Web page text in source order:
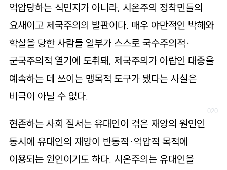
억압당하는 식민지가 아니라, 시온주의 정착민들의
요새이고 제국주의의 발판이다. 매우 야만적인 박해와
학살을 당한 사람들 일부가 스스로 국수주의적·
군국주의적 열기에 도취돼, 제국주의가 아랍인 대중을
예속하는 데 쓰이는 맹목적 도구가 됐다는 사실은
비극이 아닐 수 없다.
현존하는 사회 질서는 유대인이 겪은 재앙의 원인인
동시에 유대인의 재앙이 반동적·억압적 목적에
이용되는 원인이기도 하다. 시온주의는 유대인을